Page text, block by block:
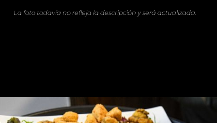
La foto todavía no refleja la descripción y será actualizada.